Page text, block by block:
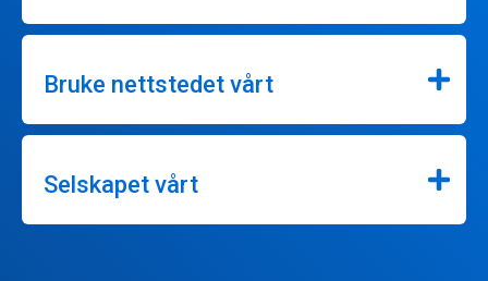
Bruke nettstedet vårt
Selskapet vårt